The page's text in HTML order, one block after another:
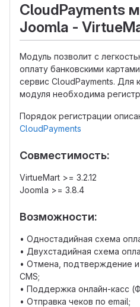
CloudPayments
Joomla -
Модуль позволит с
оплату банковскими
сервис CloudPayments. Для
модуля необходима
Порядок регистрации
CloudPayments
Совместимость:
VirtueMart >= 3.2.12
Joomla >= 3.8.4
Возможности:
• Одностадийная схема
• Двухстадийная схема
• Отмена, подтверждение
CMS;
• Поддержка онлайн-касс
• Отправка чеков по email;